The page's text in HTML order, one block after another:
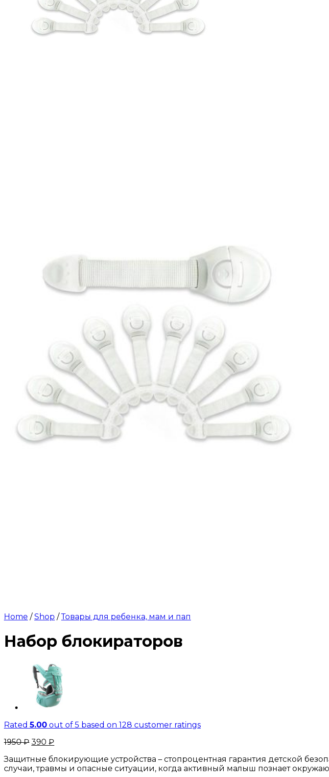
Home / Shop / Товары для ребенка, мам и пап
Набор блокираторов
Rated5.00 out of 5 based on 128 customer ratings
1950₽ 390 ₽
Защитные блокирующие устройства – стопроцентная гарантия детской
случаи, травмы и опасные ситуации, когда активный малыш познает